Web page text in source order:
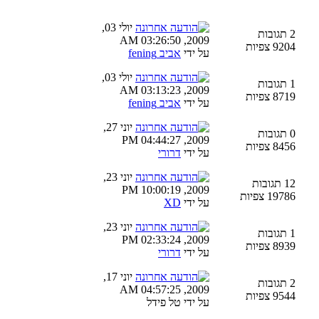
2 תגובות
9204 צפיות
יולי 03,
2009, 03:26:50 AM
על ידי אביב fening
1 תגובות
8719 צפיות
יולי 03,
2009, 03:13:23 AM
על ידי אביב fening
0 תגובות
8456 צפיות
יוני 27,
2009, 04:44:27 PM
על ידי דרורי
12 תגובות
19786 צפיות
יוני 23,
2009, 10:00:19 PM
על ידי XD
1 תגובות
8939 צפיות
יוני 23,
2009, 02:33:24 PM
על ידי דרורי
2 תגובות
9544 צפיות
יוני 17,
2009, 04:57:25 AM
על ידי טל פידל